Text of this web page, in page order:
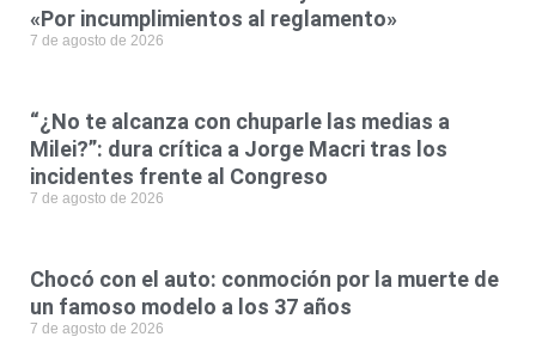
«Por incumplimientos al reglamento»
7 de agosto de 2026
“¿No te alcanza con chuparle las medias a
Milei?”: dura crítica a Jorge Macri tras los
incidentes frente al Congreso
7 de agosto de 2026
Chocó con el auto: conmoción por la muerte de
un famoso modelo a los 37 años
7 de agosto de 2026